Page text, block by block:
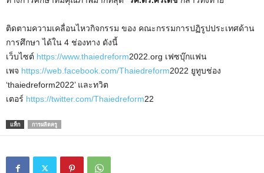
ติดตามความเคลื่อนไหวกิจกรรม ของ คณะกรรมการปฏิรูปประเทศด้าน
การศึกษา ได้ใน 4 ช่องทาง ดังนี้
เว็บไซต์ https://www.thaiedreform2022.org เฟซบุ๊กแฟน
เพจ https://web.facebook.com/Thaiedreform2022 ยูทูบช่อง
‘thaiedreform2022’ และทวิต
เตอร์ https://twitter.com/Thaiedreform22
แท็ก การผลิตครู